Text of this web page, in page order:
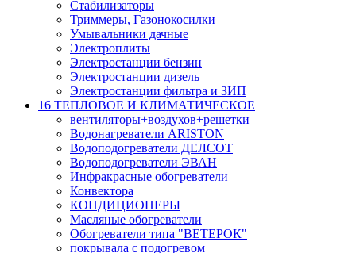
Стабилизаторы
Триммеры, Газонокосилки
Умывальники дачные
Электроплиты
Электростанции бензин
Электростанции дизель
Электростанции фильтра и ЗИП
16 ТЕПЛОВОЕ И КЛИМАТИЧЕСКОЕ
вентиляторы+воздухов+решетки
Водонагреватели ARISTON
Водоподогреватели ДЕЛСОТ
Водоподогреватели ЭВАН
Инфракрасные обогреватели
Конвектора
КОНДИЦИОНЕРЫ
Масляные обогреватели
Обогреватели типа "ВЕТЕРОК"
покрывала с подогревом